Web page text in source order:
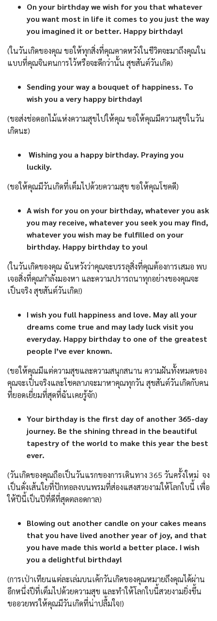
On your birthday we wish for you that whatever
you want most in life it comes to you just the way
you imagined it or better. Happy birthday!
(ในวันเกิดของคุณ ขอให้ทุกสิ่งที่คุณคาดหวังในชีวิตจะมาถึงคุณใน
แบบที่คุณจินตนการไว้หรือจะดีกว่านั้น สุขสันต์วันเกิด)
Sending your way a bouquet of happiness. To
wish you a very happy birthday!
(ขอส่งช่อดอกไม้แห่งความสุขไปให้คุณ ขอให้คุณมีความสุขในวัน
เกิดนะ)
Wishing you a happy birthday. Praying you
luckily.
(ขอให้คุณมีวันเกิดที่เต็มไปด้วยความสุข ขอให้คุณโชคดี)
A wish for you on your birthday, whatever you ask
you may receive, whatever you seek you may find,
whatever you wish may be fulfilled on your
birthday. Happy birthday to you!
(ในวันเกิดของคุณ ฉันหวังว่าคุณจะบรรลุสิ่งที่คุณต้องการเสมอ พบ
เจอสิ่งที่คุณกำลังมองหา และความปรารถนาทุกอย่างของคุณจะ
เป็นจริง สุขสันต์วันเกิด!)
I wish you full happiness and love. May all your
dreams come true and may lady luck visit you
everyday. Happy birthday to one of the greatest
people I’ve ever known.
(ขอให้คุณมีแต่ความสุขและความสนุกสนาน ความฝันทั้งหมดของ
คุณจะเป็นจริงและโชคลาภจะมาหาคุณทุกวัน สุขสันต์วันเกิดกับคน
ที่ยอดเยี่ยมที่สุดที่ฉันเคยรู้จัก)
Your birthday is the first day of another 365-day
journey. Be the shining thread in the beautiful
tapestry of the world to make this year the best
ever.
(วันเกิดของคุณถือเป็นวันแรกของการเดินทาง 365 วันครั้งใหม่ จง
เป็นดั่งเส้นใยที่ปักทอลงบนพรมที่ส่องแสงสวยงามให้โลกใบนี้ เพื่อ
ให้ปีนี้เป็นปีที่ดีที่สุดตลอดกาล)
Blowing out another candle on your cakes means
that you have lived another year of joy, and that
you have made this world a better place. I wish
you a delightful birthday!
(การเป่าเทียนแต่ละเล่มบนเค้กวันเกิดของคุณหมายถึงคุณได้ผ่าน
อีกหนึ่งปีที่เต็มไปด้วยความสุข และทำให้โลกใบนี้สวยงามยิ่งขึ้น
ขออวยพรให้คุณมีวันเกิดที่น่าปลื้มใจ!)